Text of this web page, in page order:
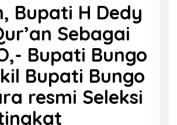
Bupati H Dedy
Sebagai
Bupati Bungo
Bupati Bungo
resmi Seleksi